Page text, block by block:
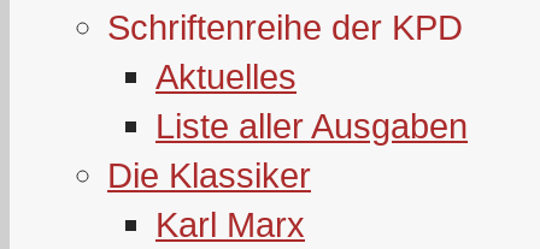
Schriftenreihe der KPD
Aktuelles
Liste aller Ausgaben
Die Klassiker
Karl Marx